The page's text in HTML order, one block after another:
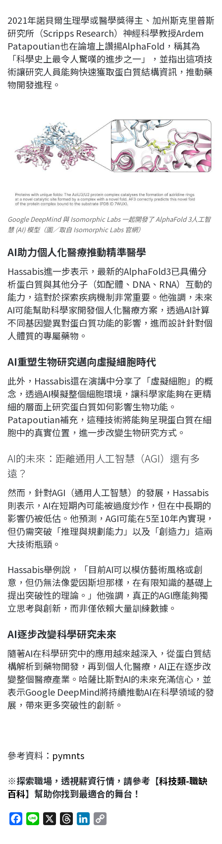
2021年諾貝爾生理學或醫學獎得主、加州斯克里普斯
研究所（Scripps Research）神經科學教授Ardem
Patapoutian也在論壇上讚揚AlphaFold，稱其為
「科學史上最令人驚嘆的進步之一」，並指出這項技
術讓研究人員能夠快速獲取蛋白質結構資訊，推動藥
物開發進程。
Google DeepMind 與 Isomorphic Labs 一起開發了 AlphaFold 3人工智
慧 (AI) 模型（圖／取自 Isomorphic Labs 官網）
AI助力個人化醫療推動精準醫學
Hassabis進一步表示，最新的AlphaFold3已具備分
析蛋白質與其他分子（如配體、DNA、RNA）互動的
能力，這對於探索疾病機制非常重要。他強調，未來
AI可能幫助科學家開發個人化醫療方案，透過AI計算
不同基因變異對蛋白質功能的影響，進而設計針對個
人體質的專屬藥物。
AI重塑生物研究邁向虛擬細胞時代
此外，Hassabis還在演講中分享了「虛擬細胞」的概
念，透過AI模擬整個細胞環境，讓科學家能夠在更精
細的層面上研究蛋白質如何影響生物功能。
Patapoutian補充，這種技術將能夠呈現蛋白質在細
胞中的真實位置，進一步改變生物研究方式。
AI的未來：距離通用人工智慧（AGI）還有多
遠？
然而，針對AGI（通用人工智慧）的發展，Hassabis
則表示，AI在短期內可能被過度炒作，但在中長期的
影響仍被低估。他預測，AGI可能在5至10年內實現，
但仍需突破「推理與規劃能力」以及「創造力」這兩
大技術瓶頸。
Hassabis舉例說，「目前AI可以模仿藝術風格或創
意，但仍無法像愛因斯坦那樣，在有限知識的基礎上
提出突破性的理論。」他強調，真正的AGI應能夠獨
立思考與創新，而非僅依賴大量訓練數據。
AI逐步改變科學研究未來
隨著AI在科學研究中的應用越來越深入，從蛋白質結
構解析到藥物開發，再到個人化醫療，AI正在逐步改
變整個醫療產業。哈薩比斯對AI的未來充滿信心，並
表示Google DeepMind將持續推動AI在科學領域的發
展，帶來更多突破性的創新。
參考資料： pymnts
※探索職場，透視薪資行情，請參考【科技類-職缺
百科】幫助你找到最適合的舞台！